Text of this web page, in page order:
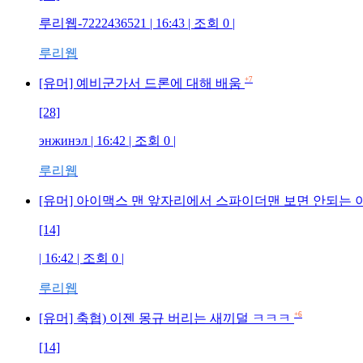
루리웹-7222436521 | 16:43 | 조회 0 |
루리웹
[유머] 예비군가서 드론에 대해 배움 +7
[28]
энжинэл | 16:42 | 조회 0 |
루리웹
[유머] 아이맥스 맨 앞자리에서 스파이더맨 보면 안되는
[14]
| 16:42 | 조회 0 |
루리웹
[유머] 축협) 이젠 몽규 버리는 새끼덜 ㅋㅋㅋ +6
[14]